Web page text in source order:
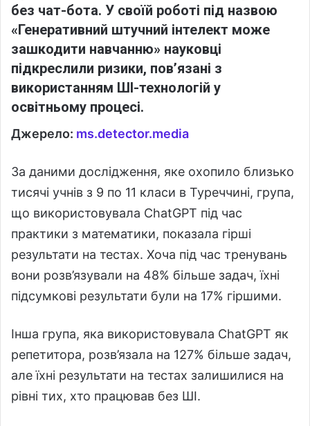
без чат-бота. У своїй роботі під назвою
«Генеративний штучний інтелект може
зашкодити навчанню» науковці
підкреслили ризики, пов’язані з
використанням ШІ-технологій у
освітньому процесі.
Джерело: ms.detector.media
За даними дослідження, яке охопило близько
тисячі учнів з 9 по 11 класи в Туреччині, група,
що використовувала ChatGPT під час
практики з математики, показала гірші
результати на тестах. Хоча під час тренувань
вони розв’язували на 48% більше задач, їхні
підсумкові результати були на 17% гіршими.
Інша група, яка використовувала ChatGPT як
репетитора, розв’язала на 127% більше задач,
але їхні результати на тестах залишилися на
рівні тих, хто працював без ШІ.